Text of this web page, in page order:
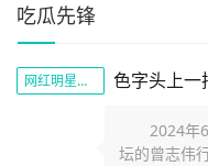
吃瓜先锋
网红明星黑料
2024年6
坛的曾志伟